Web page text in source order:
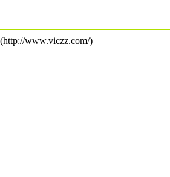
www.viczz.com/)